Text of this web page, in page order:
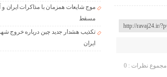
مجموع نظرات : 0
موج شایعات همزمان با مذاکرات ایران و
مسقط
تکذیب هشدار جدید چین درباره خروج
ایران